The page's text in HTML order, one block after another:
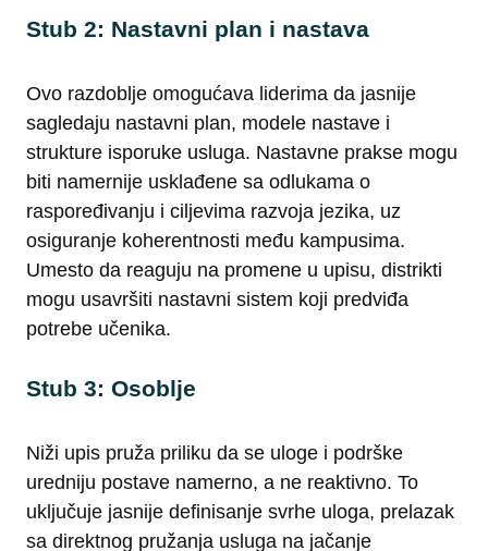
Stub 2: Nastavni plan i nastava
Ovo razdoblje omogućava liderima da jasnije
sagledaju nastavni plan, modele nastave i
strukture isporuke usluga. Nastavne prakse mogu
biti namernije usklađene sa odlukama o
raspoređivanju i ciljevima razvoja jezika, uz
osiguranje koherentnosti među kampusima.
Umesto da reaguju na promene u upisu, distrikti
mogu usavršiti nastavni sistem koji predviđa
potrebe učenika.
Stub 3: Osoblje
Niži upis pruža priliku da se uloge i podrške
uredniju postave namerno, a ne reaktivno. To
uključuje jasnije definisanje svrhe uloga, prelazak
sa direktnog pružanja usluga na jačanje